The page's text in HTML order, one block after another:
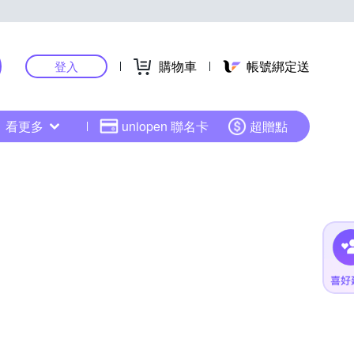
登入 購物車 帳號綁定送
看更多 uniopen 聯名卡 超贈點